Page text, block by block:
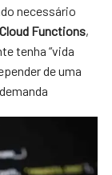
necessário
Functions,
tenha “vida
de uma